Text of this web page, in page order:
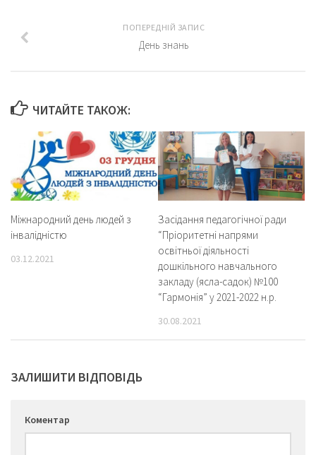
ПОПЕРЕДНІЙ ЗАПИС
День знань
ЧИТАЙТЕ ТАКОЖ:
Міжнародний день людей з
інвалідністю
03.12.2021
Засідання педагогічної ради
“Пріоритетні напрями
освітньої діяльності
дошкільного навчального
закладу (ясла-садок) №100
“Гармонія” у 2021-2022 н.р.
30.08.2021
ЗАЛИШИТИ ВІДПОВІДЬ
Коментар